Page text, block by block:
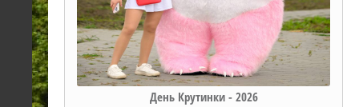
День Крутинки - 2026